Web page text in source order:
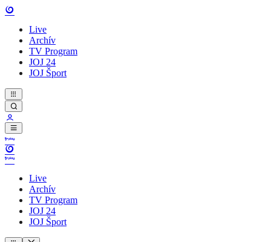
Live
Archív
TV Program
JOJ 24
JOJ Šport
Live
Archív
TV Program
JOJ 24
JOJ Šport